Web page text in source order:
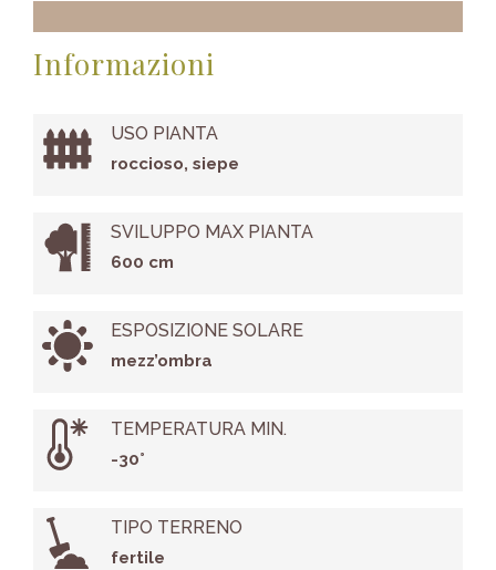
Informazioni
USO PIANTA
roccioso, siepe
SVILUPPO MAX PIANTA
600 cm
ESPOSIZIONE SOLARE
mezz’ombra
TEMPERATURA MIN.
-30°
TIPO TERRENO
fertile